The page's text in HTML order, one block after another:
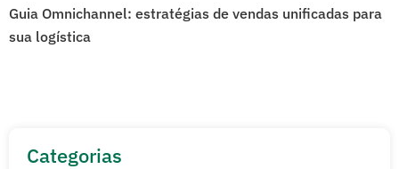
Guia Omnichannel: estratégias de vendas unificadas para
sua logística
Categorias